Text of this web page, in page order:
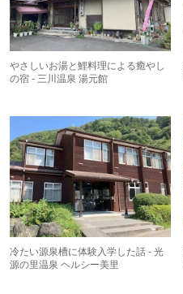
やさしいお湯と鯉料理による癒やし
の宿 - 三川温泉 湯元館
冷たい源泉槽に体験入学した話 - 光
源の里温泉 ヘルシー美里